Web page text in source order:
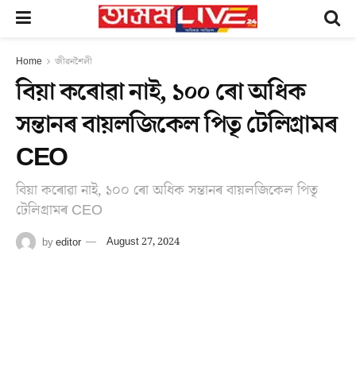
Home জীৱনশৈলী
বিয়া কৰোৱা নাই, ১০০ ৰো অধিক
সন্তানৰ বায়লজিকেল পিতৃ টেলিগ্ৰামৰ
CEO
বিয়া কৰোৱা নাই, ১০০ ৰো অধিক সন্তানৰ বায়লজিকেল পিতৃ
টেলিগ্ৰামৰ CEO
byeditor August 27, 2024